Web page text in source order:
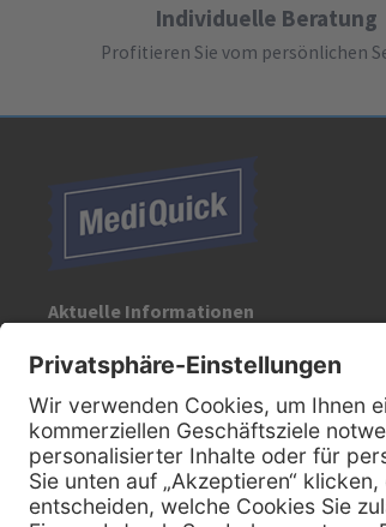
Individuelle Beratung
Profitieren Sie vom persönlichen
Aktuelle Informationen
Kontakt
MediQuick Arzt- und